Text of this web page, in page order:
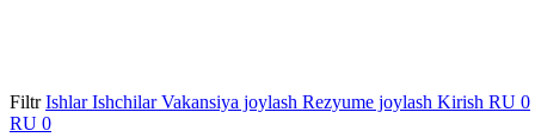
Filtr Ishlar Ishchilar Vakansiya joylash Rezyume joylash Kirish RU 0
RU 0